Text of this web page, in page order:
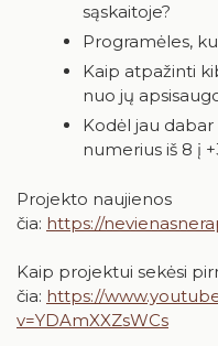
Pr An
10 11
17 18
24
sąskaitoje?
Programėles,
Kaip atpažinti
nuo jų
Kodėl jau
numerius iš 8 į
Projekto naujienos
čia: https://
Kaip projektui sekėsi
čia: https://
v=YDAmXXZsWCs